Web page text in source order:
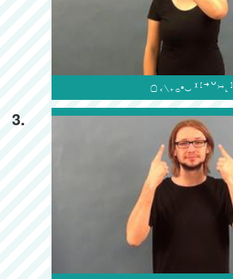

3.